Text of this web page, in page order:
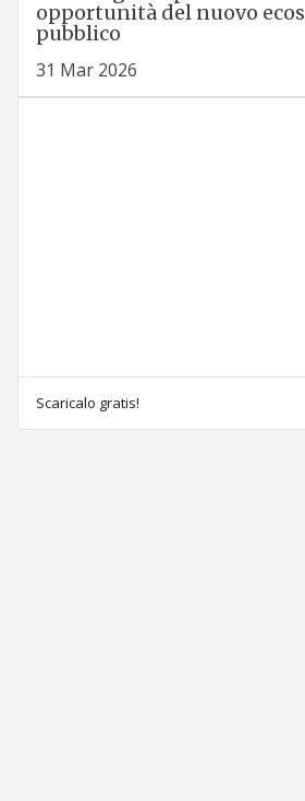
opportunità del nuovo
pubblico
31 Mar 2026
Scaricalo gratis!